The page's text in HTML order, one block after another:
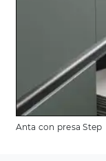
Anta con presa Step